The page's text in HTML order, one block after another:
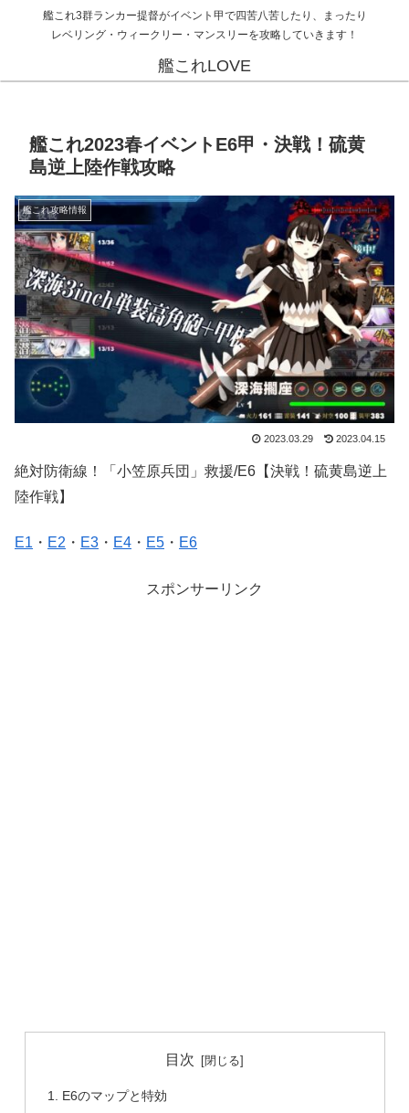
艦これ3群ランカー提督がイベント甲で四苦八苦したり、まったり
レベリング・ウィークリー・マンスリーを攻略していきます！
艦これLOVE
艦これ2023春イベントE6甲・決戦！硫黄
島逆上陸作戦攻略
艦これ攻略情報
2023.03.29 2023.04.15
絶対防衛線！「小笠原兵団」救援/E6【決戦！硫黄島逆上
陸作戦】
E1 ・ E2 ・ E3 ・ E4 ・ E5 ・ E6
スポンサーリンク
目次
E6のマップと特効